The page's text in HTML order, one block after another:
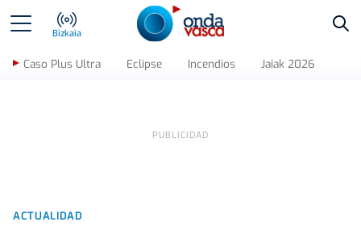
Bizkaia
Caso Plus Ultra Eclipse Incendios Jaiak 2026
ACTUALIDAD